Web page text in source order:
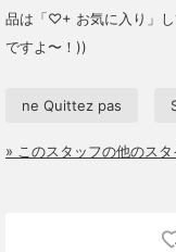
品は「♡+ お気に入り」し
ですよ〜！))
ne Quittez pas
» このスタッフの他のス